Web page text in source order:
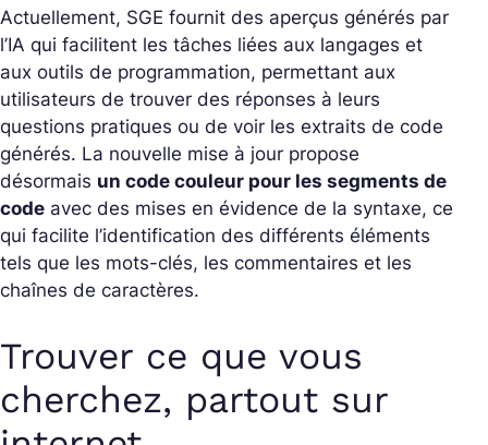
Actuellement, SGE fournit des aperçus générés par
l’IA qui facilitent les tâches liées aux langages et
aux outils de programmation, permettant aux
utilisateurs de trouver des réponses à leurs
questions pratiques ou de voir les extraits de code
générés. La nouvelle mise à jour propose
désormais un code couleur pour les segments de
code avec des mises en évidence de la syntaxe, ce
qui facilite l’identification des différents éléments
tels que les mots-clés, les commentaires et les
chaînes de caractères.
Trouver ce que vous
cherchez, partout sur